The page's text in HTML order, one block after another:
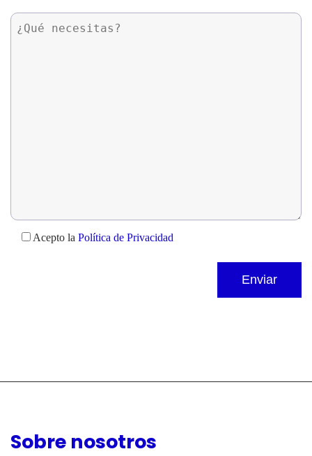
Acepto la Política de Privacidad
Sobre nosotros